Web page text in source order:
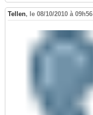
Tellen, le 08/10/2010 à 09h56